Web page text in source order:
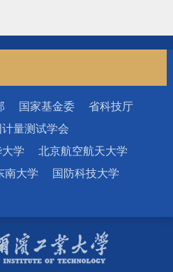
国家基金委
省科技厅
计量测试学会
学
北京航空航天大学
南大学
国防科技大学